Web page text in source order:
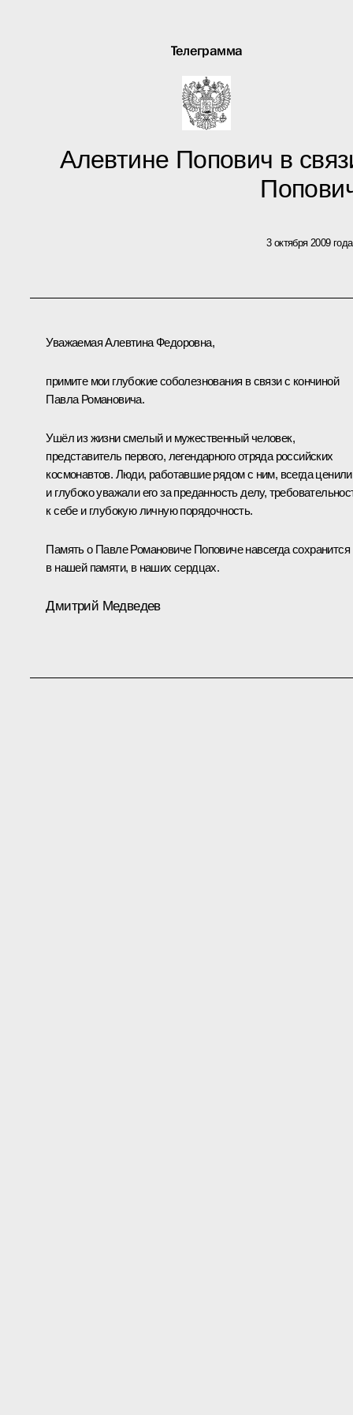
Телеграмма
Алевтине Попович в
3 октября 2009 года
Уважаемая Алевтина Федоровна,
примите мои глубокие соболезнования в связи с кончиной
Павла Романовича.
Ушёл из жизни смелый и мужественный человек,
представитель первого, легендарного отряда российских
космонавтов. Люди, работавшие рядом с ним, всегда ценили
и глубоко уважали его за преданность делу,
к себе и глубокую личную порядочность.
Память о Павле Романовиче Поповиче навсегда сохранится
в нашей памяти, в наших сердцах.
Дмитрий Медведев